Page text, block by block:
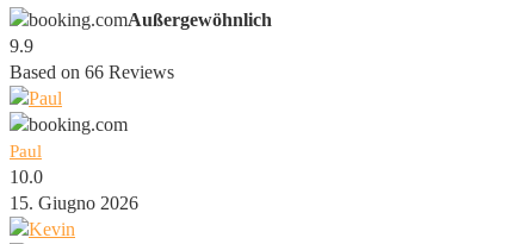
Außergewöhnlich
9.9
Based on 66 Reviews
Paul
10.0
15. Giugno 2026